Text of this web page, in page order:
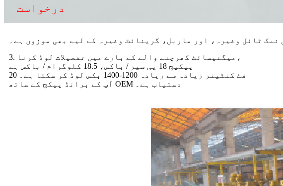
درخواست
ٹائل وغیرہ، اور ماربل، گرینائٹ وغیرہ کے لیے بھی موزوں ہے۔
3. میگنیسائٹ کھرچنے والے کے بارے میں تفصیلات لوڈ کرنا،
پیکیج 18 پی سیز / باکس، 18.5 کلوگرام / باکس ہے
20 فٹ کنٹینر زیادہ سے زیادہ 1200-1400 بکس لوڈ کر سکتا ہے۔
آپ کے برانڈ پیکج کے ساتھ OEM دستیاب ہے۔